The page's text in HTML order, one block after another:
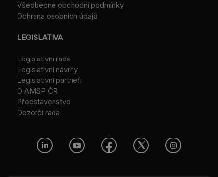
Všeobecné obchodní podmínky
Ochrana osobních údajů
LEGISLATIVA
Legislativní rada
Legislativní návrhy
Legislativní partneři
O AMSP ČR
Představenstvo
Dozorčí rada